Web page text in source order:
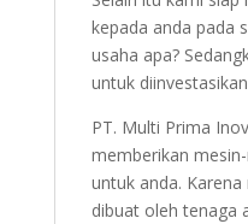
kepada anda pada
usaha apa?
untuk
PT. Multi Prima
memberikan
untuk anda.
dibuat oleh tenaga